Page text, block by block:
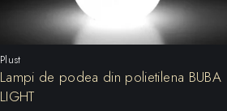
Plust
Lampi de podea din polietilena BUBA
LIGHT